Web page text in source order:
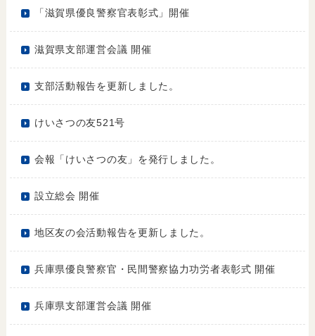
「滋賀県優良警察官表彰式」開催
滋賀県支部運営会議 開催
支部活動報告を更新しました。
けいさつの友521号
会報「けいさつの友」を発行しました。
設立総会 開催
地区友の会活動報告を更新しました。
兵庫県優良警察官・民間警察協力功労者表彰式 開催
兵庫県支部運営会議 開催